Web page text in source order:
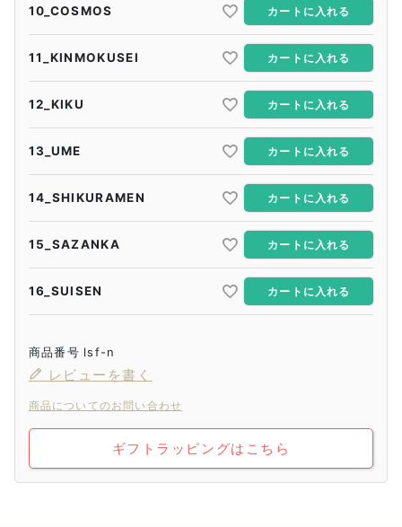
10_COSMOS カートに入れる
11_KINMOKUSEI カートに入れる
12_KIKU カートに入れる
13_UME カートに入れる
14_SHIKURAMEN カートに入れる
15_SAZANKA カートに入れる
16_SUISEN カートに入れる
商品番号 lsf-n
レビューを書く
商品についてのお問い合わせ
ギフトラッピングはこちら